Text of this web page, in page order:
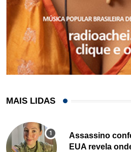
MAIS LIDAS
Assassino
EUA revela